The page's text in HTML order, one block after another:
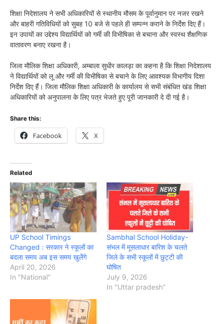
शिक्षा निदेशालय ने सभी अधिकारियों से स्थानीय मौसम के पूर्वानुमान पर नजर रखने
और बाहरी गतिविधियों को सुबह 10 बजे से पहले ही सम्पन्न कराने के निर्देश दिए हैं।
इन उपायों का उद्देश्य विद्यार्थियों को गर्मी की विभीषिका से बचाना और स्वस्थ शैक्षणिक
वातावरण बनाए रखना है।
जिला मौलिक शिक्षा अधिकारी, अम्बाला सुधीर कालड़ा का कहना है कि शिक्षा निदेशालय
ने विद्यार्थियों को लू और गर्मी की विभीषिका से बचाने के लिए आवश्यक विभागीय दिशा
निर्देश दिए हैं। जिला मौलिक शिक्षा अधिकारी के कार्यालय से सभी संबंधित खंड शिक्षा
अधिकारियों को अनुपालना के लिए पत्र भेजते हुए पूरी जानकारी दे दी गई है।
Share this:
Facebook X
Related
UP School Timings
Changed : सरकार ने स्कूलों का
बदला समय अब इस समय खुलेेंगे
April 20, 2026
In "National"
Sambhal School Holiday-
संभल में मूसलाधार बारिश के चलते
जिले के सभी स्कूलों में छुट्टी की
घोषित
July 9, 2026
In "Uttar pradesh"